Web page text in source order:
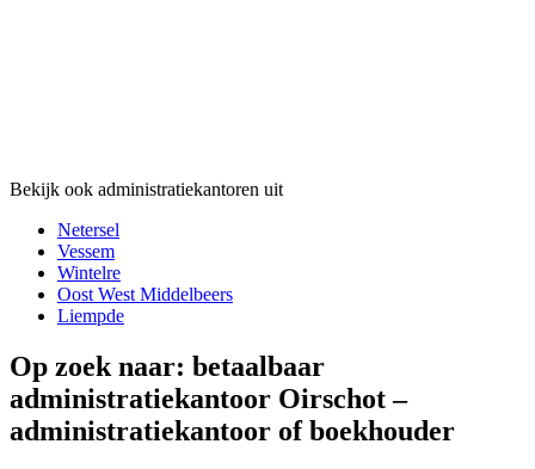
Bekijk ook administratiekantoren uit
Netersel
Vessem
Wintelre
Oost West Middelbeers
Liempde
Op zoek naar: betaalbaar
administratiekantoor Oirschot –
administratiekantoor of boekhouder